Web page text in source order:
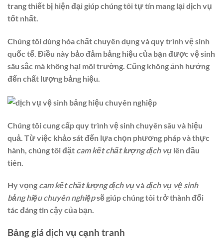
trang thiết bị hiện đại giúp chúng tôi tự tín mang lại dịch vụ
tốt nhất.
Chúng tôi dùng hóa chất chuyên dụng và quy trình vệ sinh
quốc tế. Điều này bảo đảm bảng hiệu của bạn được vệ sinh
sâu sắc mà không hại môi trường. Cũng không ảnh hưởng
đến chất lượng bảng hiệu.
Chúng tôi cung cấp quy trình vệ sinh chuyên sâu và hiệu
quả. Từ việc khảo sát đến lựa chọn phương pháp và thực
hành, chúng tôi đặt cam kết chất lượng dịch vụ lên đầu
tiên.
Hy vọng cam kết chất lượng dịch vụvà dịch vụ vệ sinh
bảng hiệu chuyên nghiệpsẽ giúp chúng tôi trở thành đối
tác đáng tin cậy của bạn.
Bảng giá dịch vụ cạnh tranh